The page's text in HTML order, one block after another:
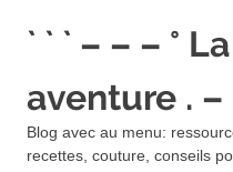
` ` ` – – – °
aventure . –
Blog avec au menu:
recettes, couture, conseils